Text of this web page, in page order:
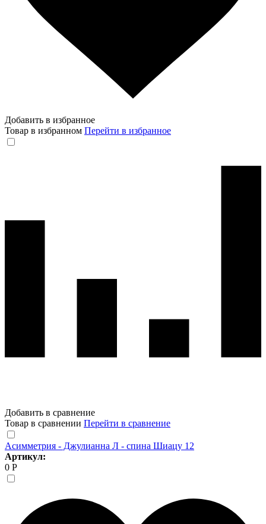
Добавить в избранное
Товар в избранном Перейти в избранное
Добавить в сравнение
Товар в сравнении Перейти в сравнение
Асимметрия - Джулианна Л - спина Шиацу 12
Артикул:
0 Р